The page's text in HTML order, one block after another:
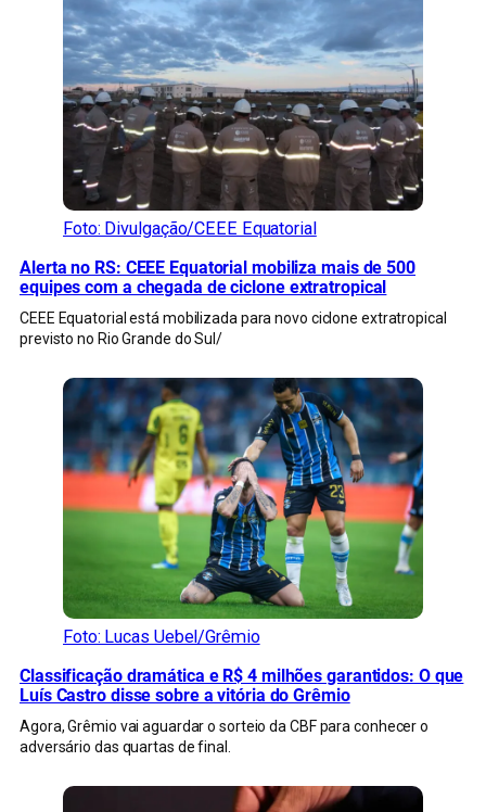
Foto: Divulgação/CEEE Equatorial
Alerta no RS: CEEE Equatorial mobiliza mais de 500
equipes com a chegada de ciclone extratropical
CEEE Equatorial está mobilizada para novo ciclone extratropical
previsto no Rio Grande do Sul/
Foto: Lucas Uebel/Grêmio
Classificação dramática e R$ 4 milhões garantidos: O que
Luís Castro disse sobre a vitória do Grêmio
Agora, Grêmio vai aguardar o sorteio da CBF para conhecer o
adversário das quartas de final.